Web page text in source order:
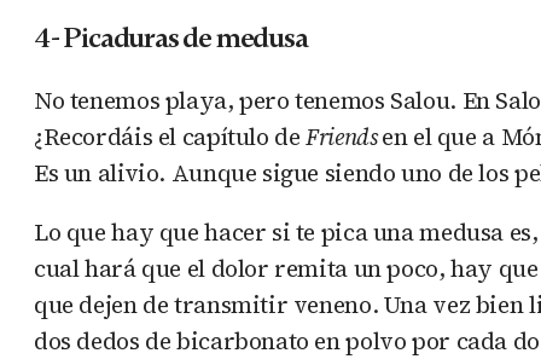
4- Picaduras de medusa
No tenemos playa, pero tenemos Salou. En
¿Recordáis el capítulo deFriendsen el que a
Es un alivio. Aunque sigue siendo uno de los
Lo que hay que hacer si te pica una medusa
cual hará que el dolor remita un poco, hay
que dejen de transmitir veneno. Una vez bien
dos dedos de bicarbonato en polvo por cada